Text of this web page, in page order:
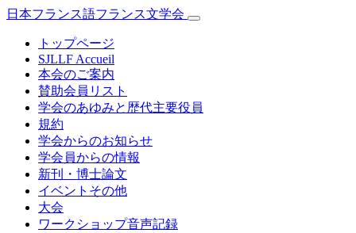
日本フランス語フランス文学会
トップページ
SJLLF Accueil
本会のご案内
賛助会員リスト
学会のあゆみと歴代主要役員
規約
学会からのお知らせ
学会員からの情報
新刊・博士論文
イベントその他
大会
ワークショップ音声記録